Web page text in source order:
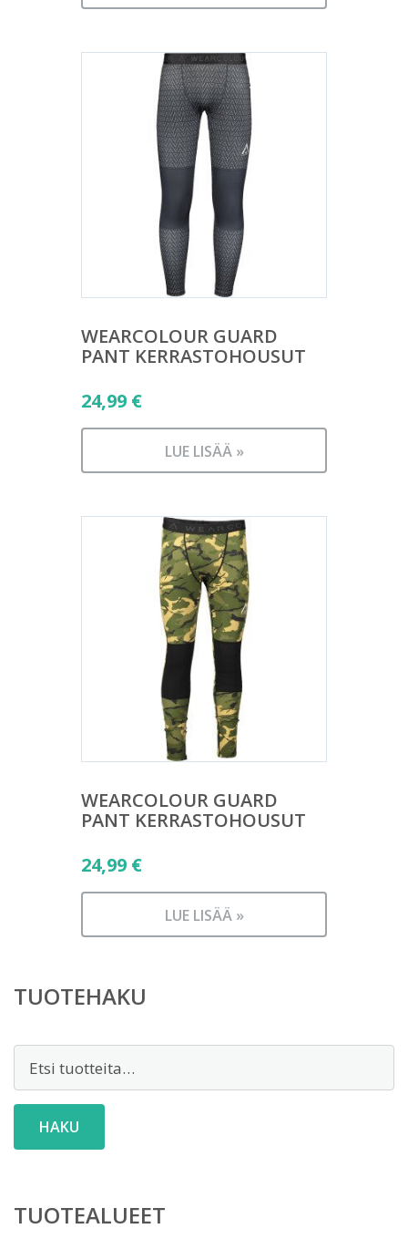
WEARCOLOUR GUARD
PANT KERRASTOHOUSUT
24,99 €
LUE LISÄÄ »
WEARCOLOUR GUARD
PANT KERRASTOHOUSUT
24,99 €
LUE LISÄÄ »
TUOTEHAKU
HAKU
TUOTEALUEET